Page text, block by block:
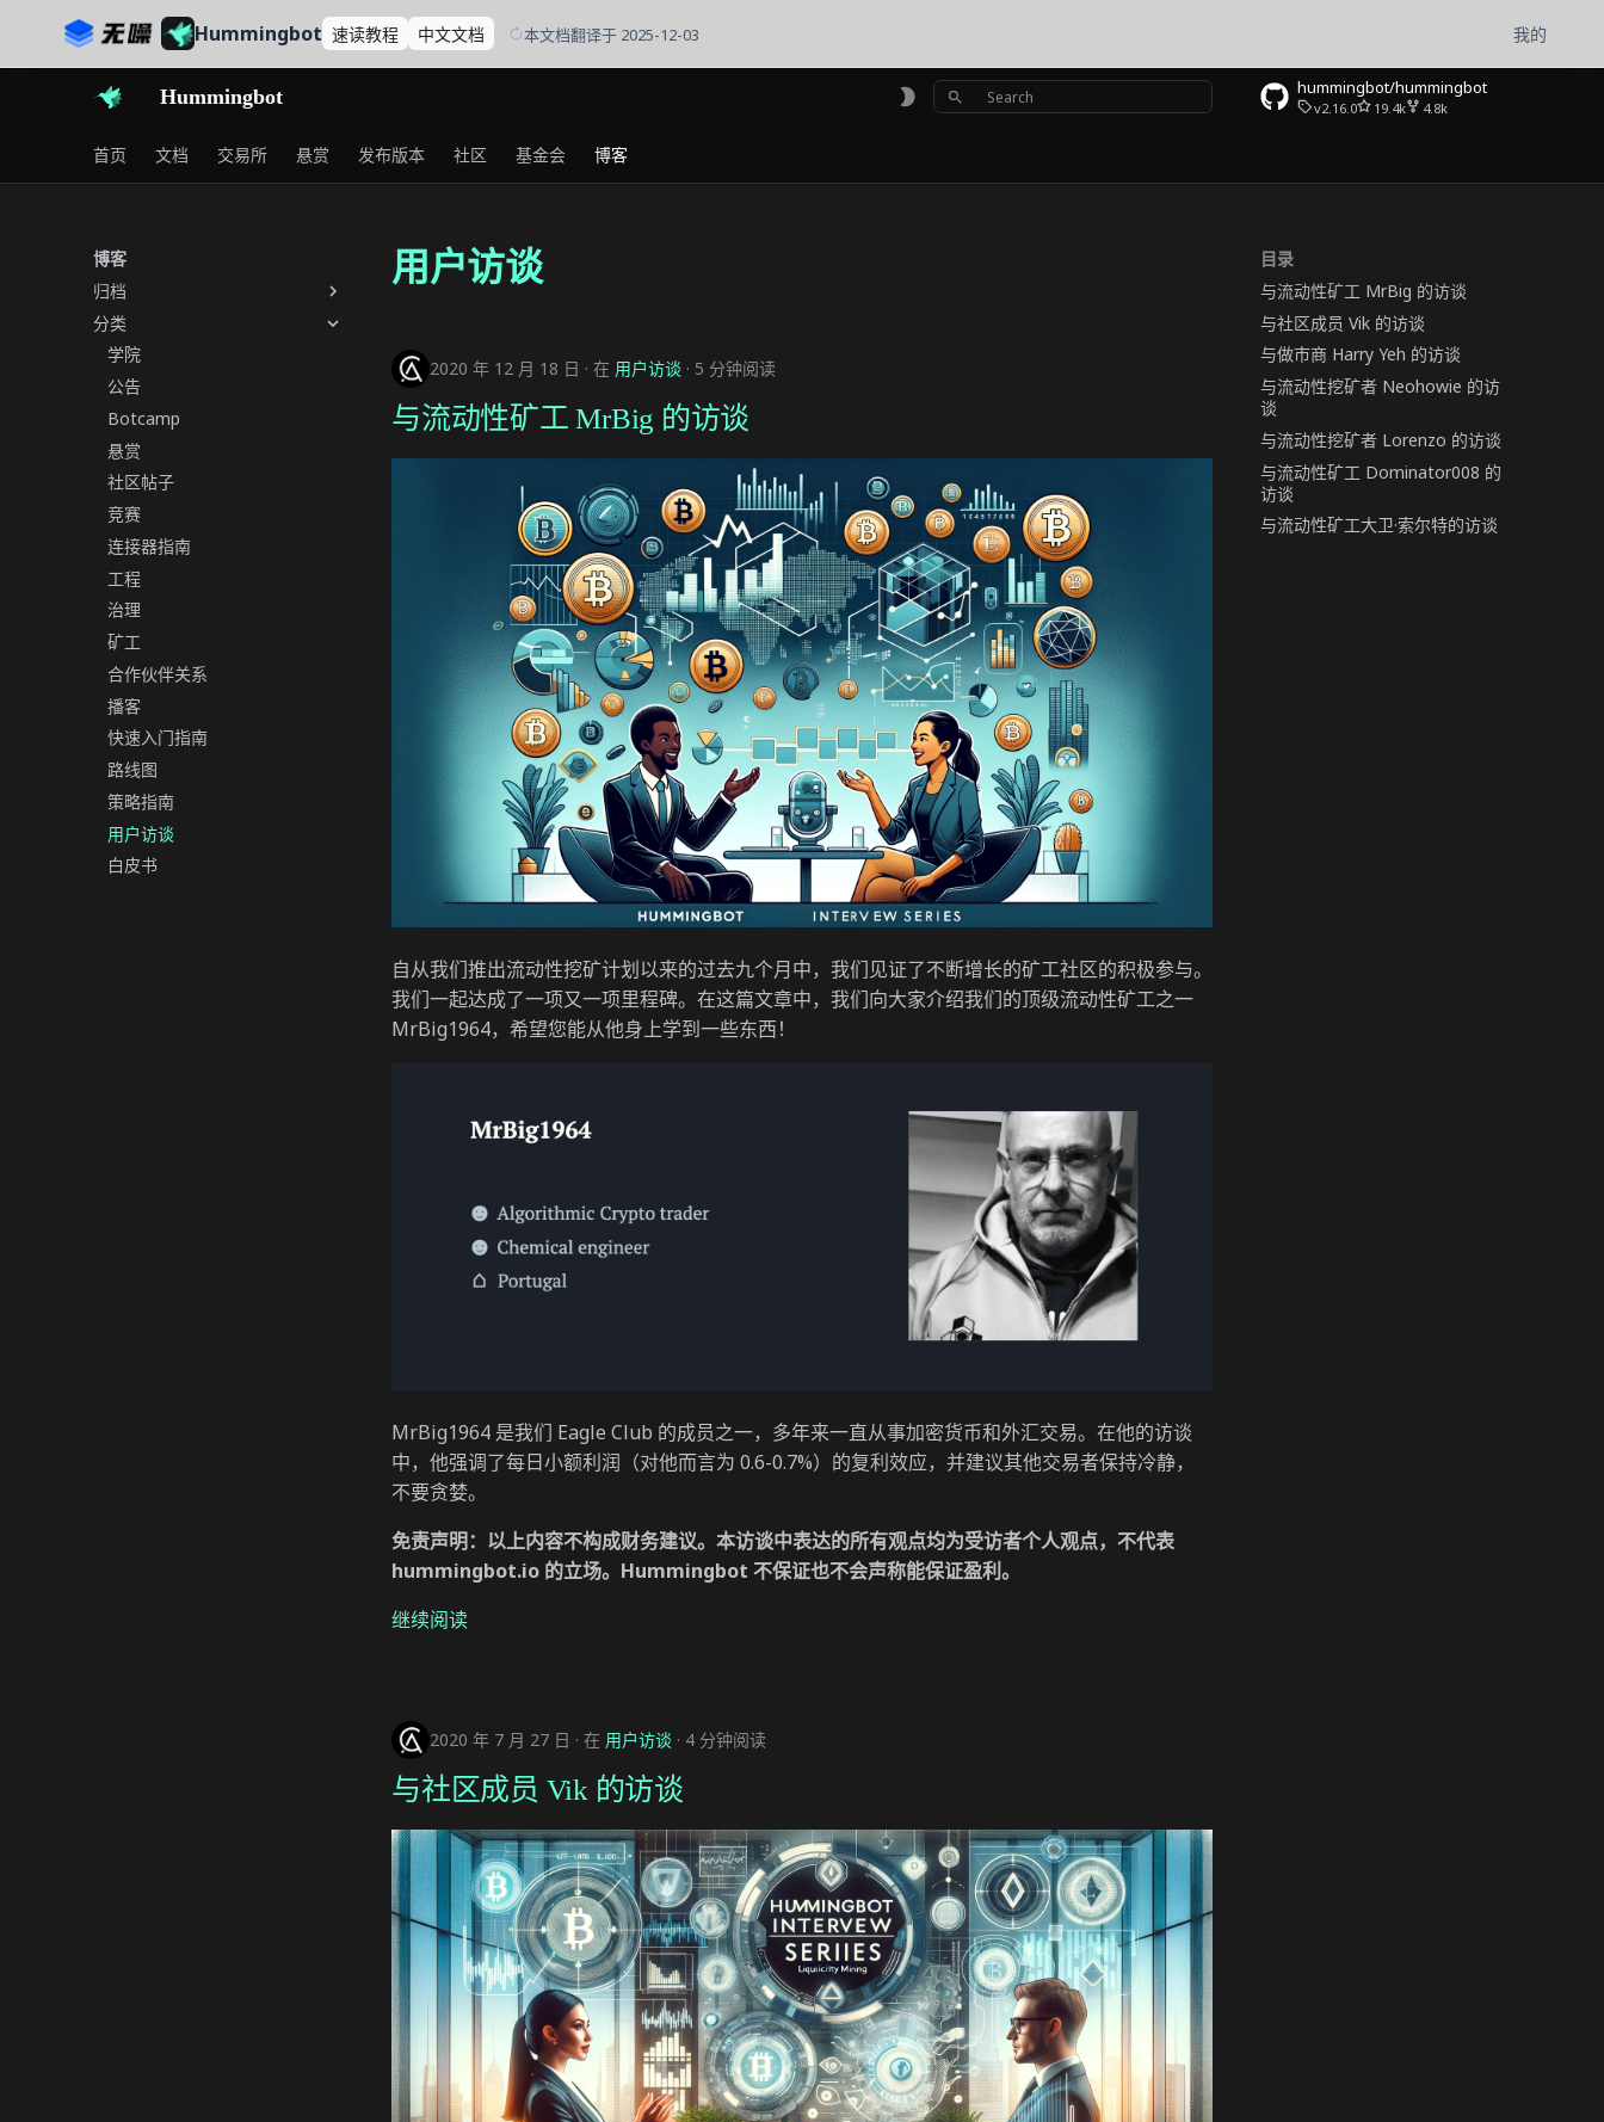
Hummingbot 速读教程 中文文档 本文档翻译于 2025-12-03 我的
Hummingbot hummingbot/hummingbot
v2.16.0 19.4k 4.8k
首页 文档 交易所 悬赏 发布版本 社区 基金会 博客
博客
归档
分类
学院
公告
Botcamp
悬赏
社区帖子
竞赛
连接器指南
工程
治理
矿工
合作伙伴关系
播客
快速入门指南
路线图
策略指南
用户访谈
白皮书
目录
与流动性矿工 MrBig 的访谈
与社区成员 Vik 的访谈
与做市商 Harry Yeh 的访谈
与流动性挖矿者 Neohowie 的访
谈
与流动性挖矿者 Lorenzo 的访谈
与流动性矿工 Dominator008 的
访谈
与流动性矿工大卫·索尔特的访谈
用户访谈
2020 年 12 月 18 日 在 用户访谈 5 分钟阅读
与流动性矿工 MrBig 的访谈
自从我们推出流动性挖矿计划以来的过去九个月中，我们见证了不断增长的矿工社区的积极参与。
我们一起达成了一项又一项里程碑。在这篇文章中，我们向大家介绍我们的顶级流动性矿工之一
MrBig1964，希望您能从他身上学到一些东西！
MrBig1964 是我们 Eagle Club 的成员之一，多年来一直从事加密货币和外汇交易。在他的访谈
中，他强调了每日小额利润（对他而言为 0.6-0.7%）的复利效应，并建议其他交易者保持冷静，
不要贪婪。
免责声明：以上内容不构成财务建议。本访谈中表达的所有观点均为受访者个人观点，不代表
hummingbot.io 的立场。Hummingbot 不保证也不会声称能保证盈利。
继续阅读
2020 年 7 月 27 日 在 用户访谈 4 分钟阅读
与社区成员 Vik 的访谈